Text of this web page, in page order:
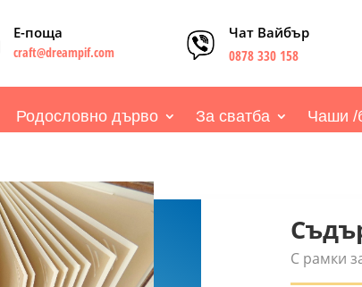
Е-поща
craft@dreampif.com
Чат Вайбър
0878 330 158
Родословно дърво За сватба Чаши /
С рамки